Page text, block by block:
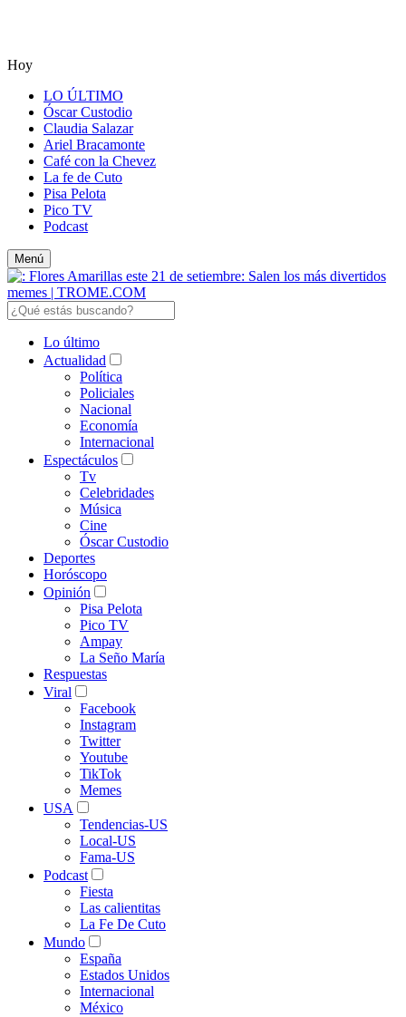
Hoy
LO ÚLTIMO
Óscar Custodio
Claudia Salazar
Ariel Bracamonte
Café con la Chevez
La fe de Cuto
Pisa Pelota
Pico TV
Podcast
Menú
Lo último
Actualidad
Política
Policiales
Nacional
Economía
Internacional
Espectáculos
Tv
Celebridades
Música
Cine
Óscar Custodio
Deportes
Horóscopo
Opinión
Pisa Pelota
Pico TV
Ampay
La Seño María
Respuestas
Viral
Facebook
Instagram
Twitter
Youtube
TikTok
Memes
USA
Tendencias-US
Local-US
Fama-US
Podcast
Fiesta
Las calientitas
La Fe De Cuto
Mundo
España
Estados Unidos
Internacional
México